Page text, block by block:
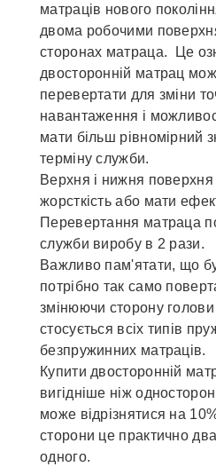
матраців нового
двома робочими
сторонах матраца. Це
двосторонній матрац
перевертати для зміни
навантаження і
мати більш рівномірний
терміну служби.
Верхня і нижня
жорсткість або мати
Перевертання матраца
служби виробу в 2 рази.
Важливо пам'ятати, що
потрібно так само
змінюючи сторону
стосується всіх типів
безпружинних матраців.
Купити двосторонній
вигідніше ніж
може відрізнятися на
сторони це практично
одного.